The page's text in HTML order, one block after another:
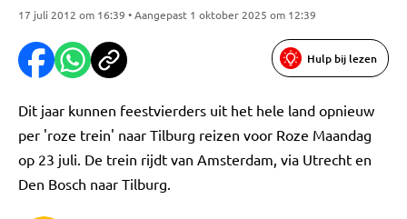
17 juli 2012 om 16:39 • Aangepast 1 oktober 2025 om 12:39
Hulp bij lezen
Dit jaar kunnen feestvierders uit het hele land opnieuw
per 'roze trein' naar Tilburg reizen voor Roze Maandag
op 23 juli. De trein rijdt van Amsterdam, via Utrecht en
Den Bosch naar Tilburg.